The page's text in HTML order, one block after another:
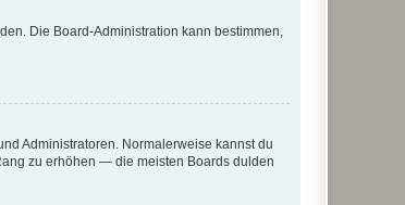
Die Board-Administration kann bestimmen,
Administratoren. Normalerweise kannst du
zu erhöhen — die meisten Boards dulden